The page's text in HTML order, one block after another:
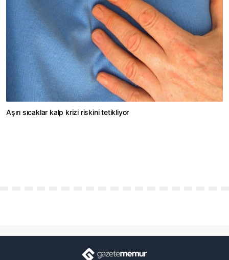
Aşırı sıcaklar kalp krizi riskini tetikliyor